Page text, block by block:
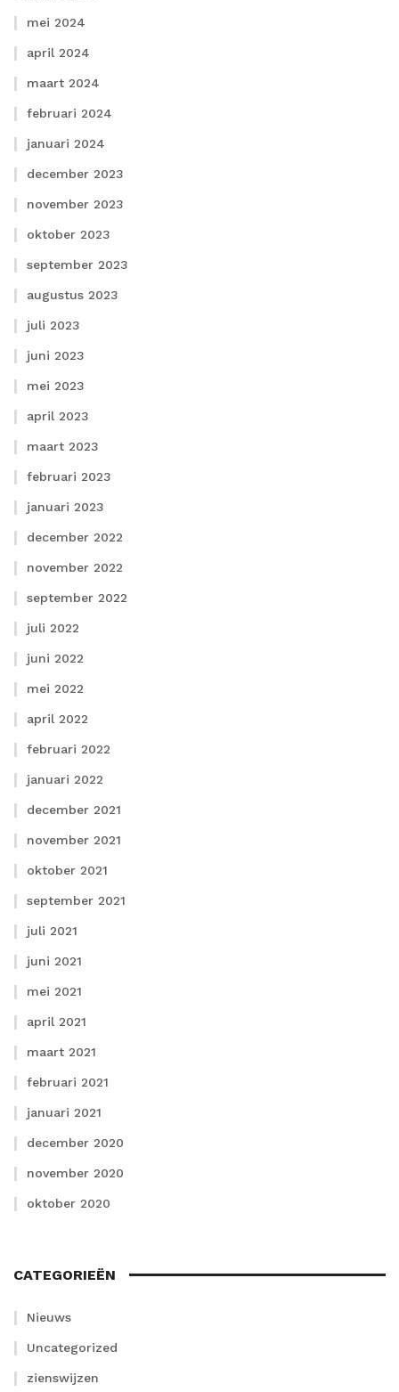
mei 2024
april 2024
maart 2024
februari 2024
januari 2024
december 2023
november 2023
oktober 2023
september 2023
augustus 2023
juli 2023
juni 2023
mei 2023
april 2023
maart 2023
februari 2023
januari 2023
december 2022
november 2022
september 2022
juli 2022
juni 2022
mei 2022
april 2022
februari 2022
januari 2022
december 2021
november 2021
oktober 2021
september 2021
juli 2021
juni 2021
mei 2021
april 2021
maart 2021
februari 2021
januari 2021
december 2020
november 2020
oktober 2020
CATEGORIEËN
Nieuws
Uncategorized
zienswijzen